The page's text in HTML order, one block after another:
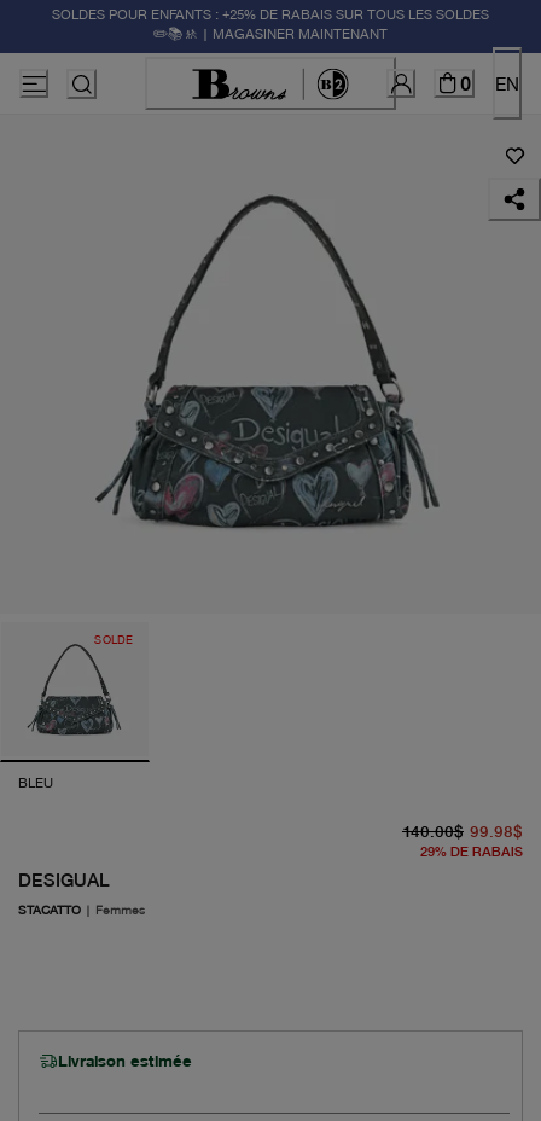
SOLDES POUR ENFANTS : +25% DE RABAIS SUR TOUS LES SOLDES
✏️📚🚸 | MAGASINER MAINTENANT
0 EN
SOLDE
BLEU
DESIGUAL
STACATTO | Femmes
140.00$ 99.98$
29% DE RABAIS
Livraison estimée